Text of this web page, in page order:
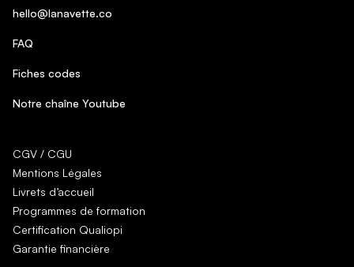
hello@lanavette.co
FAQ
Fiches codes
Notre chaîne Youtube
CGV / CGU
Mentions Légales
Livrets d’accueil
Programmes de formation
Certification Qualiopi
Garantie financière